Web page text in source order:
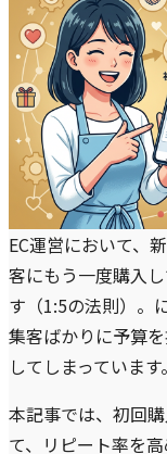
EC運営において、
客にもう一度購入
す（1:5の法則）。
集客ばかりに予算
してしまっています。
本記事では、初回
て、リピート率を